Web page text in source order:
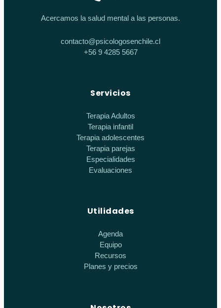
Acercamos la salud mental a las personas.
contacto@psicologosenchile.cl
+56 9 4285 5667
Servicios
Terapia Adultos
Terapia infantil
Terapia adolescentes
Terapia parejas
Especialidades
Evaluaciones
Utilidades
Agenda
Equipo
Recursos
Planes y precios